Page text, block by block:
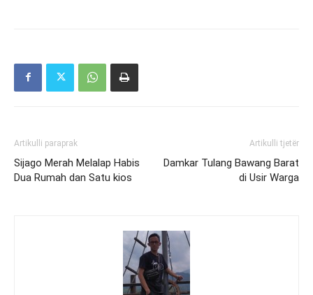
Artikulli paraprak
Sijago Merah Melalap Habis
Dua Rumah dan Satu kios
Artikulli tjetër
Damkar Tulang Bawang Barat
di Usir Warga